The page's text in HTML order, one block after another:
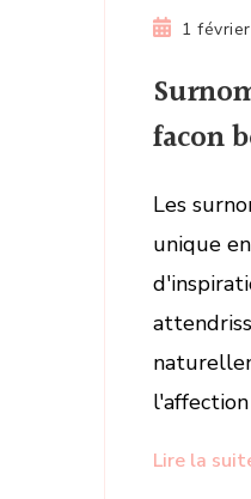
1
facon
Les
unique
Lire la